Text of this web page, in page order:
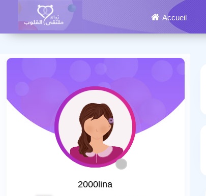
Accueil
2000lina